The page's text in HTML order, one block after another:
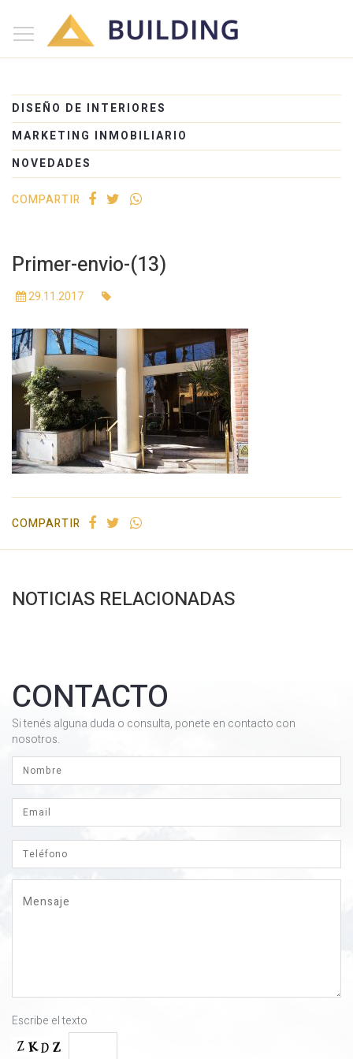
Inicio
Proyectos
DISEÑO DE INTERIORES
MARKETING INMOBILIARIO
NOVEDADES
COMPARTIR
Primer-envio-(13)
29.11.2017
COMPARTIR
NOTICIAS RELACIONADAS
CONTACTO
Si tenés alguna duda o consulta, ponete en contacto con
nosotros.
Escribe el texto